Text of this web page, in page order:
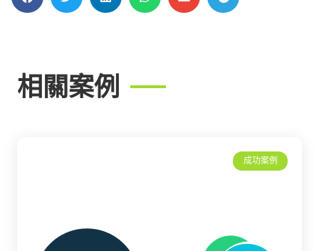
相關案例
成功案例